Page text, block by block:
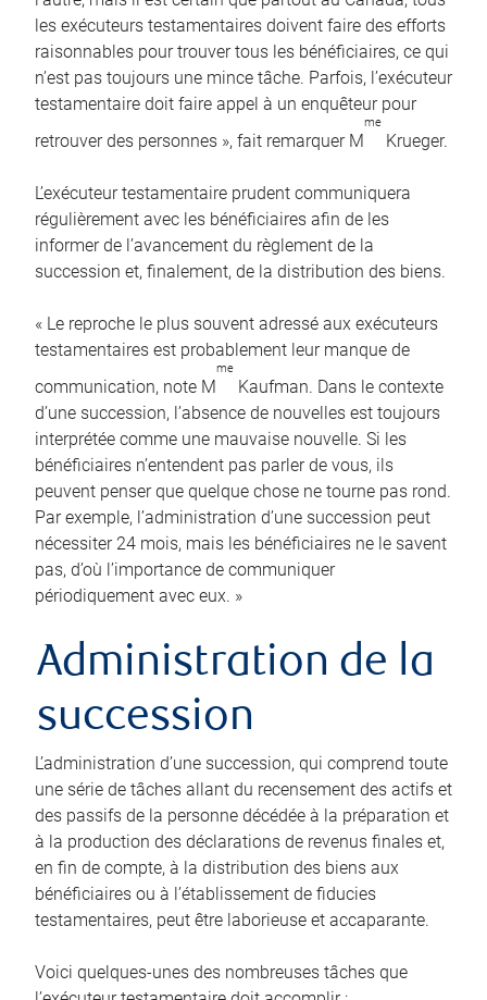
les exécuteurs testamentaires doivent faire des efforts
raisonnables pour trouver tous les bénéficiaires, ce qui
n’est pas toujours une mince tâche. Parfois, l’exécuteur
testamentaire doit faire appel à un enquêteur pour
retrouver des personnes », fait remarquer M
me
Krueger.
L’exécuteur testamentaire prudent communiquera
régulièrement avec les bénéficiaires afin de les
informer de l’avancement du règlement de la
succession et, finalement, de la distribution des biens.
« Le reproche le plus souvent adressé aux exécuteurs
testamentaires est probablement leur manque de
communication, note M
me
Kaufman. Dans le contexte
d’une succession, l’absence de nouvelles est toujours
interprétée comme une mauvaise nouvelle. Si les
bénéficiaires n’entendent pas parler de vous, ils
peuvent penser que quelque chose ne tourne pas rond.
Par exemple, l’administration d’une succession peut
nécessiter 24 mois, mais les bénéficiaires ne le savent
pas, d’où l’importance de communiquer
périodiquement avec eux. »
Administration de la
succession
L’administration d’une succession, qui comprend toute
une série de tâches allant du recensement des actifs et
des passifs de la personne décédée à la préparation et
à la production des déclarations de revenus finales et,
en fin de compte, à la distribution des biens aux
bénéficiaires ou à l’établissement de fiducies
testamentaires, peut être laborieuse et accaparante.
Voici quelques-unes des nombreuses tâches que